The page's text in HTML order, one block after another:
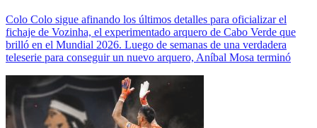
Colo Colo sigue afinando los últimos detalles para oficializar el
fichaje de Vozinha, el experimentado arquero de Cabo Verde que
brilló en el Mundial 2026. Luego de semanas de una verdadera
teleserie para conseguir un nuevo arquero, Aníbal Mosa terminó